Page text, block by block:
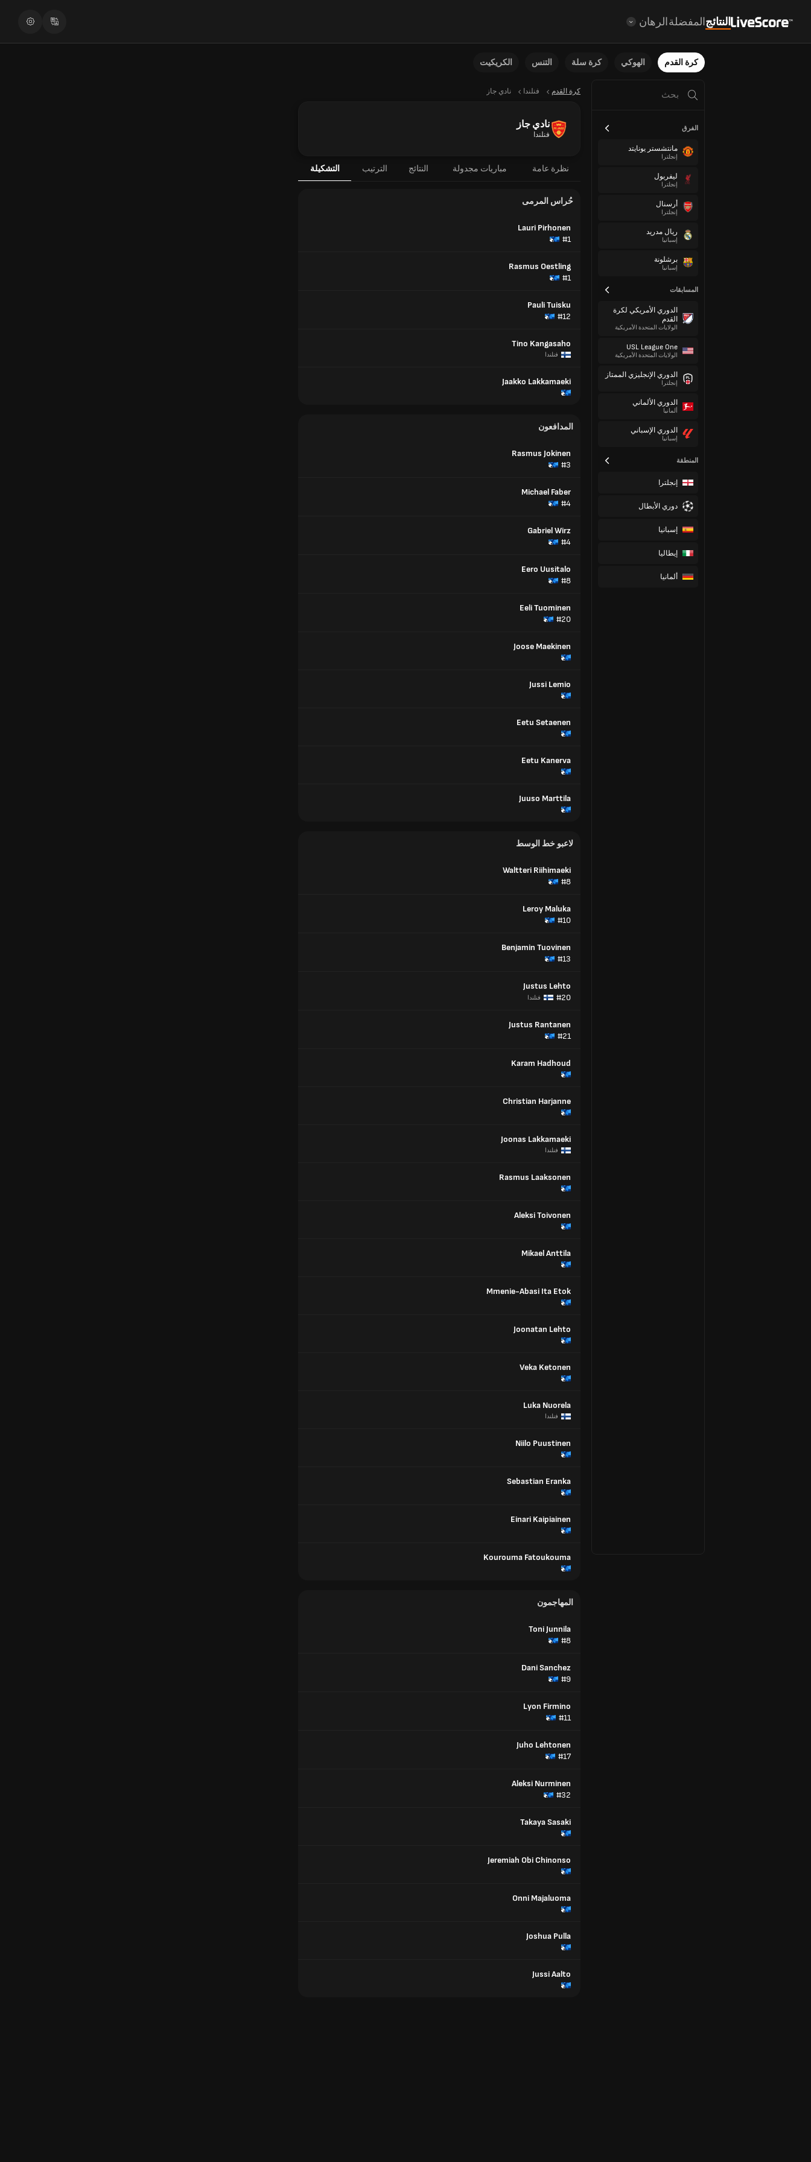
النتائجالمفضلةالرهان
كرة القدم الهوكي كرة سلة التنس الكريكيت
الفرق
مانتشستر يونايتد
إنجلترا
ليفربول
إنجلترا
أرسنال
إنجلترا
ريال مدريد
إسبانيا
برشلونة
إسبانيا
المسابقات
الدوري الأمريكي لكرة
القدم
الولايات المتحدة الأمريكية
USL League One
الولايات المتحدة الأمريكية
الدوري الإنجليزي الممتاز
إنجلترا
الدوري الألماني
ألمانيا
الدوري الإسباني
إسبانيا
المنطقة
إنجلترا
دوري الأبطال
إسبانيا
إيطاليا
ألمانيا
كرة القدم فنلندا نادي جاز
نادي جاز
فنلندا
نظرة عامة مباريات مجدولة النتائج الترتيب التشكيلة
حُراس المرمى
Lauri Pirhonen
#1
Rasmus Oestling
#1
Pauli Tuisku
#12
Tino Kangasaho
فنلندا
Jaakko Lakkamaeki
المدافعون
Rasmus Jokinen
#3
Michael Faber
#4
Gabriel Wirz
#4
Eero Uusitalo
#8
Eeli Tuominen
#20
Joose Maekinen
Jussi Lemio
Eetu Setaenen
Eetu Kanerva
Juuso Marttila
لاعبو خط الوسط
Waltteri Riihimaeki
#8
Leroy Maluka
#10
Benjamin Tuovinen
#13
Justus Lehto
#20
فنلندا
Justus Rantanen
#21
Karam Hadhoud
Christian Harjanne
Joonas Lakkamaeki
فنلندا
Rasmus Laaksonen
Aleksi Toivonen
Mikael Anttila
Mmenie-Abasi Ita Etok
Joonatan Lehto
Veka Ketonen
Luka Nuorela
فنلندا
Niilo Puustinen
Sebastian Eranka
Einari Kaipiainen
Kourouma Fatoukouma
المهاجمون
Toni Junnila
#8
Dani Sanchez
#9
Lyon Firmino
#11
Juho Lehtonen
#17
Aleksi Nurminen
#32
Takaya Sasaki
Jeremiah Obi Chinonso
Onni Majaluoma
Joshua Pulla
Jussi Aalto